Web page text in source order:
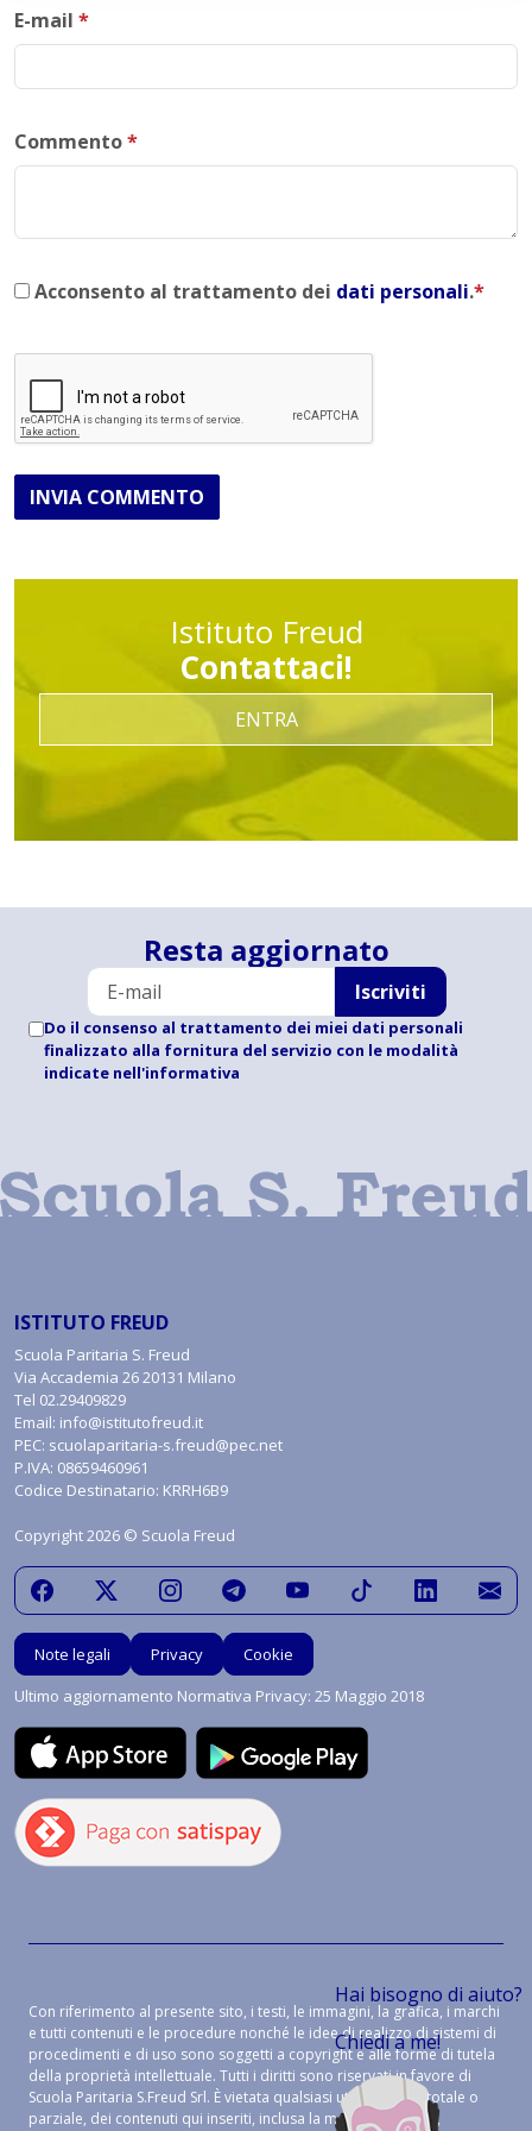
E-mail *
Commento*
Acconsento al trattamento dei dati personali.*
INVIA COMMENTO
Istituto Freud
Contattaci!
ENTRA
Hai bisogno di aiuto?
Chiedi a me!
Resta aggiornato
Iscriviti
Do il consenso al trattamento dei miei dati personali
finalizzato alla fornitura del servizio con le modalità
indicate nell'informativa
ISTITUTO FREUD
Scuola Paritaria S. Freud
Via Accademia 26 20131 Milano
Tel 02.29409829
Email: info@istitutofreud.it
PEC: scuolaparitaria-s.freud@pec.net
P.IVA: 08659460961
Codice Destinatario: KRRH6B9
Copyright 2026 © Scuola Freud
Note legali Privacy
Cookie
Ultimo aggiornamento Normativa Privacy: 25 Maggio 2018
Con riferimento al presente sito, i testi, le immagini, la grafica, i marchi
e tutti contenuti e le procedure nonché le idee di realizzo di sistemi di
procedimenti e di uso sono soggetti a copyright e alle forme di tutela
della proprietà intellettuale. Tutti i diritti sono riservati in favore di
Scuola Paritaria S.Freud Srl. È vietata qualsiasi utilizzazione, totale o
parziale, dei contenuti qui inseriti, inclusa la memorizzazione,